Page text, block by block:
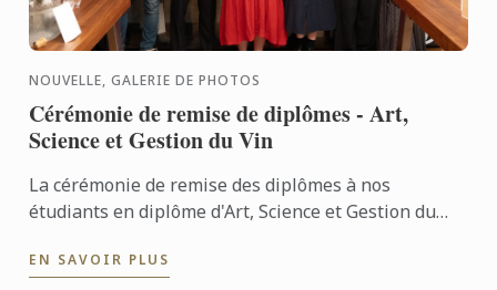
NOUVELLE, GALERIE DE PHOTOS
Cérémonie de remise de diplômes - Art,
Science et Gestion du Vin
La cérémonie de remise des diplômes à nos
étudiants en diplôme d'Art, Science et Gestion du
diplômés pour ...
EN SAVOIR PLUS